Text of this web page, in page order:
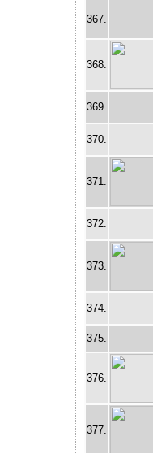
367.
368.
369.
370.
371.
372.
373.
374.
375.
376.
377.